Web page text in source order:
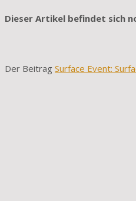
Dieser Artikel befindet sich
Der Beitrag Surface Event: